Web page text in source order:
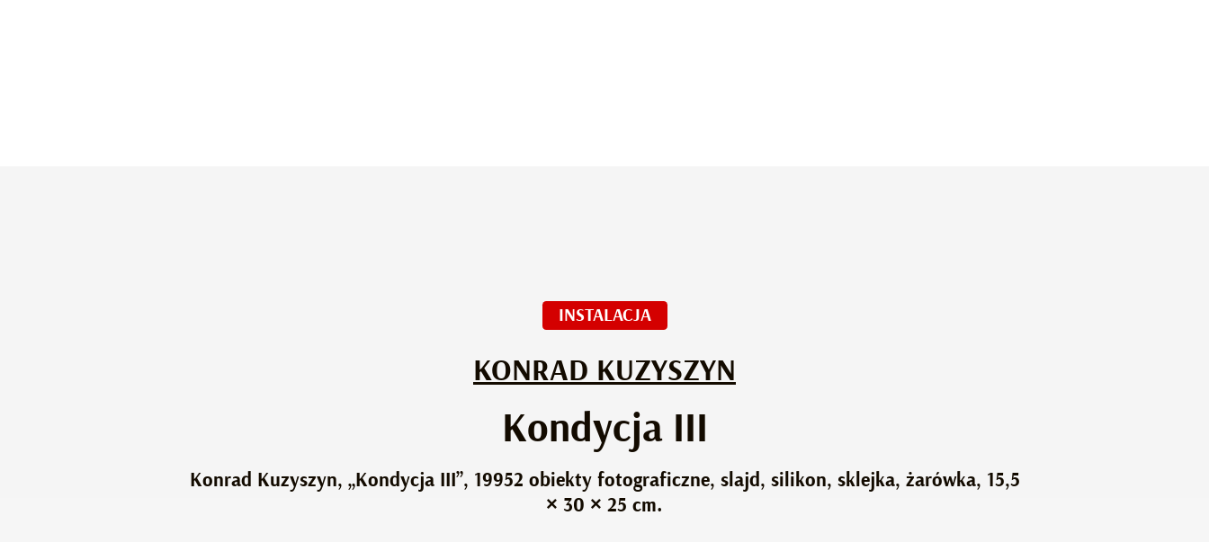
INSTALACJA
KONRAD KUZYSZYN
Kondycja III
Konrad Kuzyszyn, „Kondycja III”, 19952 obiekty fotograficzne, slajd, silikon, sklejka, żarówka, 15,5
× 30 × 25 cm.